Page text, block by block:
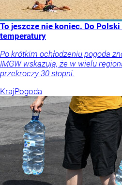
To jeszcze nie koniec. Do
temperatury
Po krótkim ochłodzeniu pogoda
IMGW wskazują, że w wielu
przekroczy 30 stopni.
KrajPogoda